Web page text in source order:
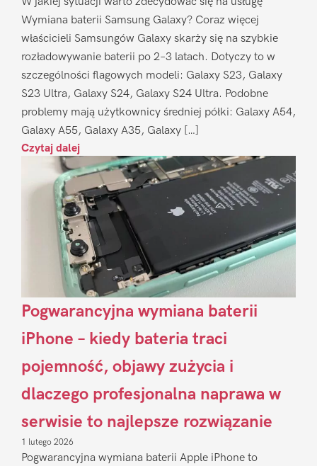
Wymiana baterii Samsung Galaxy? Coraz więcej
właścicieli Samsungów Galaxy skarży się na szybkie
rozładowywanie baterii po 2–3 latach. Dotyczy to w
szczególności flagowych modeli: Galaxy S23, Galaxy
S23 Ultra, Galaxy S24, Galaxy S24 Ultra. Podobne
problemy mają użytkownicy średniej półki: Galaxy A54,
Galaxy A55, Galaxy A35, Galaxy […]
Czytaj dalej
Pogwarancyjna wymiana baterii
iPhone – kiedy bateria traci
pojemność, objawy zużycia i
dlaczego profesjonalna naprawa w
serwisie to najlepsze rozwiązanie
1 lutego 2026
Pogwarancyjna wymiana baterii Apple iPhone to